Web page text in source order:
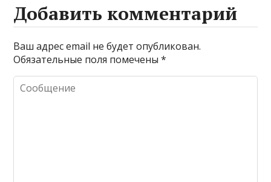
Добавить комментарий
Ваш адрес email не будет опубликован.
Обязательные поля помечены*